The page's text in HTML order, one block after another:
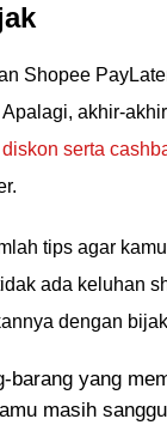
Shopee
akhir-
diskon serta
tips agar
ada keluhan
dengan
barang yang
masih